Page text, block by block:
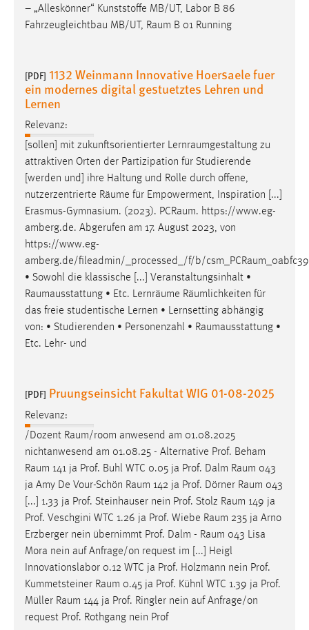
– „Alleskönner“ Kunststoffe MB/UT, Labor B 86
Fahrzeugleichtbau MB/UT, Raum B 01 Running
[PDF] 1132 Weinmann Innovative Hoersaele fuer
ein modernes digital gestuetztes Lehren und
Lernen
Relevanz:
[sollen] mit zukunftsorientierter Lernraumgestaltung zu
attraktiven Orten der Partizipation für Studierende
[werden und] ihre Haltung und Rolle durch offene,
nutzerzentrierte Räume für Empowerment, Inspiration [...]
Erasmus-Gymnasium. (2023). PCRaum. https://www.eg-
amberg.de. Abgerufen am 17. August 2023, von
https://www.eg-
amberg.de/fileadmin/_processed_/f/b/
• Sowohl die klassische [...] Veranstaltungsinhalt •
Raumausstattung • Etc. Lernräume Räumlichkeiten für
das freie studentische Lernen • Lernsetting abhängig
von: • Studierenden • Personenzahl • Raumausstattung •
Etc. Lehr- und
[PDF] Pruungseinsicht Fakultat WIG 01-08-2025
Relevanz:
/Dozent Raum/room anwesend am 01.08.2025
nichtanwesend am 01.08.25 - Alternative Prof. Beham
Raum 141 ja Prof. Buhl WTC 0.05 ja Prof. Dalm Raum 043
ja Amy De Vour-Schön Raum 142 ja Prof. Dörner Raum 043
[...] 1.33 ja Prof. Steinhauser nein Prof. Stolz Raum 149 ja
Prof. Veschgini WTC 1.26 ja Prof. Wiebe Raum 235 ja Arno
Erzberger nein übernimmt Prof. Dalm - Raum 043 Lisa
Mora nein auf Anfrage/on request im [...] Heigl
Innovationslabor 0.12 WTC ja Prof. Holzmann nein Prof.
Kummetsteiner Raum 0.45 ja Prof. Kühnl WTC 1.39 ja Prof.
Müller Raum 144 ja Prof. Ringler nein auf Anfrage/on
request Prof. Rothgang nein Prof